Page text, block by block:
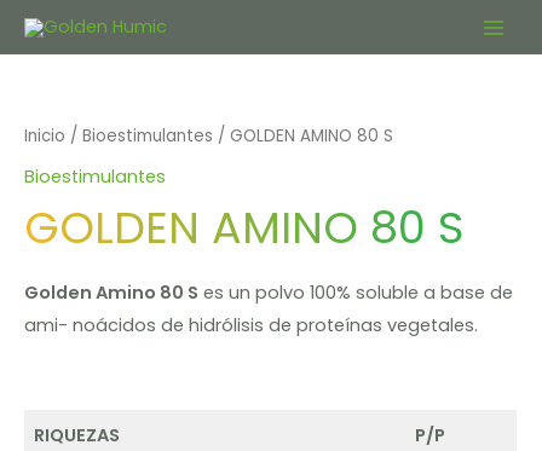
Main
Inicio / Bioestimulantes / GOLDEN AMINO 80 S
Bioestimulantes
GOLDEN AMINO 80 S
Golden Amino 80 S es un polvo 100% soluble a base de
ami- noácidos de hidrólisis de proteínas vegetales.
RIQUEZAS P/P